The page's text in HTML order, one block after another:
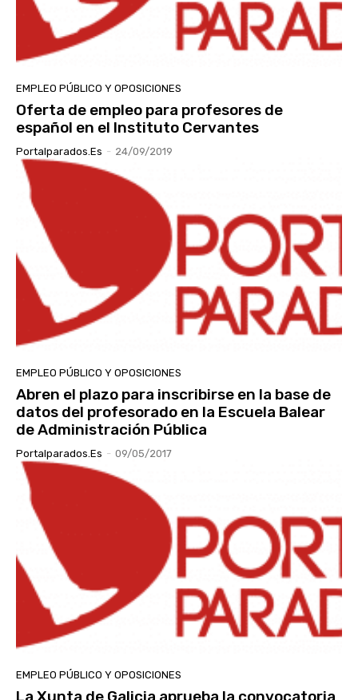
EMPLEO PÚBLICO Y OPOSICIONES
Oferta de empleo para profesores de
español en el Instituto Cervantes
Portalparados.es - 24/09/2019
EMPLEO PÚBLICO Y OPOSICIONES
Abren el plazo para inscribirse en la base de
datos del profesorado en la Escuela Balear
de Administración Pública
Portalparados.es - 09/05/2017
EMPLEO PÚBLICO Y OPOSICIONES
La Xunta de Galicia aprueba la convocatoria